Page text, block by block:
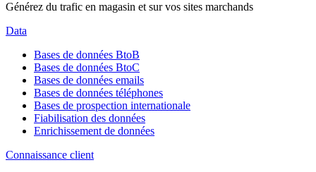
Générez du trafic en magasin et sur vos sites marchands
Data
Bases de données BtoB
Bases de données BtoC
Bases de données emails
Bases de données téléphones
Bases de prospection internationale
Fiabilisation des données
Enrichissement de données
Connaissance client